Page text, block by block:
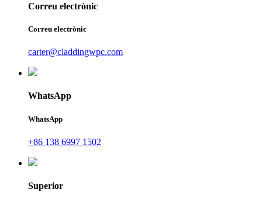
Correu electrònic
Correu electrònic
carter@claddingwpc.com
WhatsApp
WhatsApp
+86 138 6997 1502
Superior